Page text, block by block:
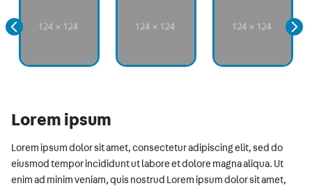
Lorem ipsum
Lorem ipsum dolor sit amet, consectetur adipiscing elit, sed do
eiusmod tempor incididunt ut labore et dolore magna aliqua. Ut
enim ad minim veniam, quis nostrud Lorem ipsum dolor sit amet,
5
6.
10
termica